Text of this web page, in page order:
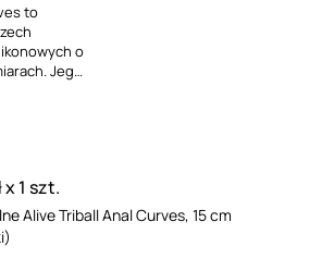
to
o
Jego
i wygodny
z
x 1 szt.
Alive Triball Anal Curves, 15 cm